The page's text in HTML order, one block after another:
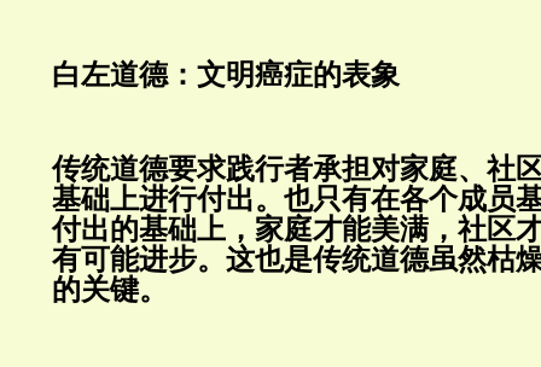
白左道德：文明癌症的表象
传统道德要求践行者承担对家庭、社
基础上进行付出。也只有在各个成员
付出的基础上，家庭才能美满，社区
有可能进步。这也是传统道德虽然枯
的关键。